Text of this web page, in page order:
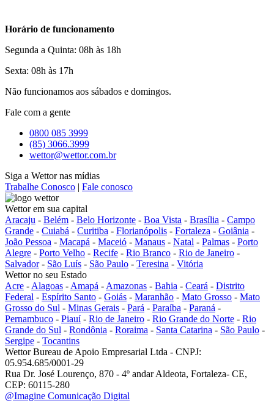
Horário de funcionamento
Segunda a Quinta: 08h às 18h
Sexta: 08h às 17h
Não funcionamos aos sábados e domingos.
Fale com a gente
0800 085 3999
(85) 3066.3999
wettor@wettor.com.br
Siga a Wettor nas mídias
Trabalhe Conosco | Fale conosco
Wettor em sua capital
Aracaju - Belém - Belo Horizonte - Boa Vista - Brasília - Campo
Grande - Cuiabá - Curitiba - Florianópolis - Fortaleza - Goiânia -
João Pessoa - Macapá - Maceió - Manaus - Natal - Palmas - Porto
Alegre - Porto Velho - Recife - Rio Branco - Rio de Janeiro -
Salvador- São Luís - São Paulo - Teresina - Vitória
Wettor no seu Estado
Acre - Alagoas - Amapá - Amazonas - Bahia - Ceará - Distrito
Federal - Espírito Santo - Goiás - Maranhão - Mato Grosso - Mato
Grosso do Sul - Minas Gerais - Pará - Paraíba - Paraná -
Pernambuco - Piauí- Rio de Janeiro - Rio Grande do Norte - Rio
Grande do Sul - Rondônia - Roraima - Santa Catarina - São Paulo -
Sergipe - Tocantins
Wettor Bureau de Apoio Empresarial Ltda - CNPJ:
05.954.685/0001-29
Rua Dr. José Lourenço, 870 - 4º andar Aldeota, Fortaleza- CE,
CEP: 60115-280
@Imagine Comunicação Digital